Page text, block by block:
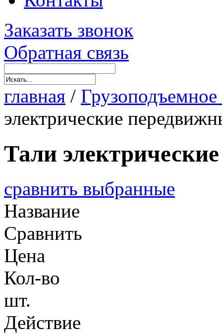
Заказать звонок
Обратная связь
главная /
электрические
Тали
сравнить выбранные
Название
Сравнить
Цена
Кол-во
шт.
Действие